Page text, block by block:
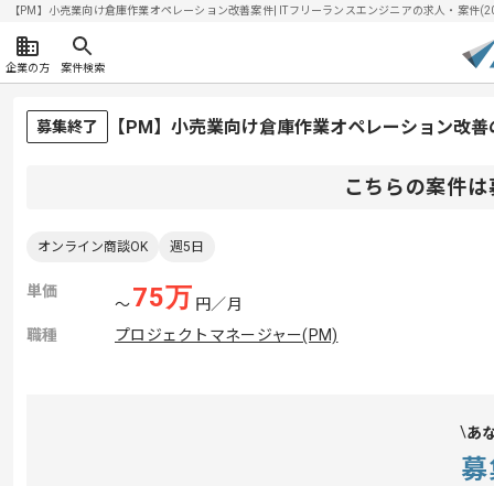
【PM】小売業向け倉庫作業オペレーション改善案件| ITフリーランスエンジニアの求人・案件
企業の方 案件検索
募集終了 【PM】小売業向け倉庫作業オペレーション改
こちらの案件
オンライン商談OK 週5日
単価
〜75万 円／月
職種
プロジェクトマネージャー(PM)
あ